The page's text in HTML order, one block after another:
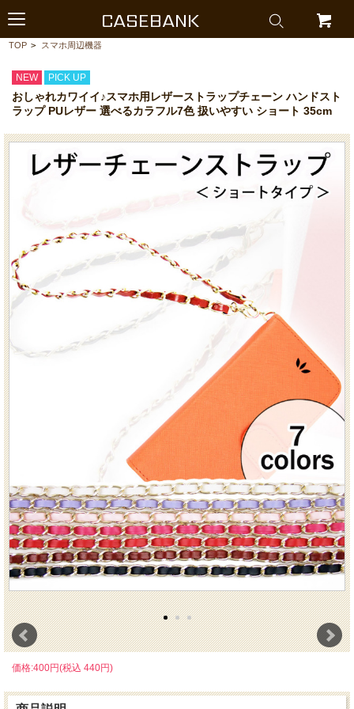
CASEBANK
TOP > スマホ周辺機器
NEW PICK UP
おしゃれカワイイ♪スマホ用レザーストラップチェーン ハンドスト
ラップ PUレザー 選べるカラフル7色 扱いやすい ショート 35cm
価格:400円(税込 440円)